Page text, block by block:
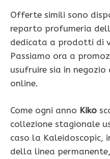
Offerte simili sono
reparto profumeria
dedicata a prodotti di
Passiamo ora a
usufruire sia in negozio
online.
Come ogni anno Kiko
collezione stagionale
caso la Kaleidoscopic,
della linea